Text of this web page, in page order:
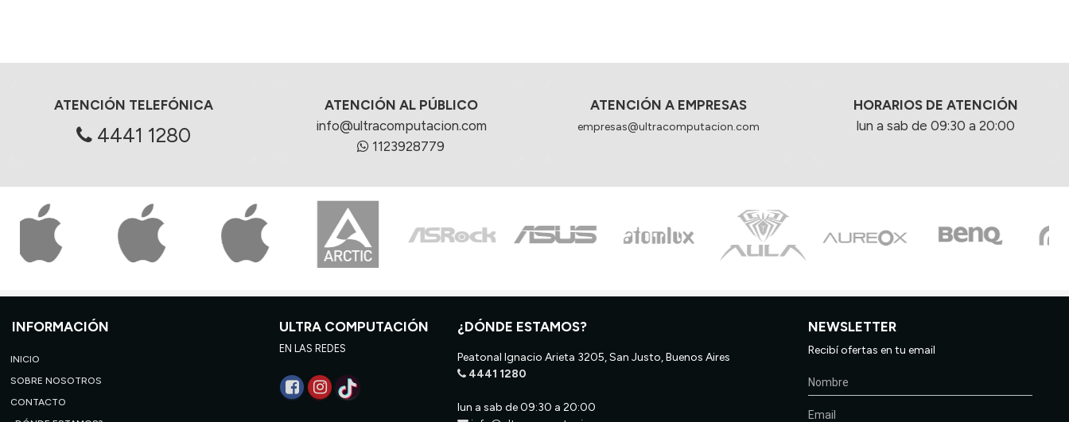
ATENCIÓN TELEFÓNICA
4441 1280
ATENCIÓN AL PÚBLICO
info@ultracomputacion.com
1123928779
ATENCIÓN A EMPRESAS
empresas@ultracomputacion.com
HORARIOS DE ATENCIÓN
lun a sab de 09:30 a 20:00
INFORMACIÓN
INICIO
SOBRE NOSOTROS
CONTACTO
ULTRA COMPUTACIÓN
EN LAS REDES
¿DÓNDE ESTAMOS?
Peatonal Ignacio Arieta 3205, San Justo, Buenos Aires
4441 1280
lun a sab de 09:30 a 20:00
NEWSLETTER
Recibí ofertas en tu email